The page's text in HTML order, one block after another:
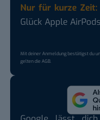
Nur für kurze Zeit:
Glück Apple
Mit deiner Anmeldung bestätigst du
gelten dieAGB.